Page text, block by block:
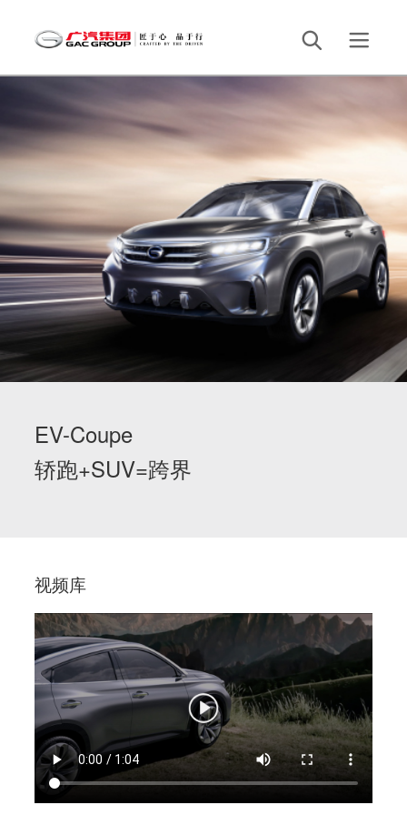
EV-Coupe
轿跑+SUV=跨界
视频库